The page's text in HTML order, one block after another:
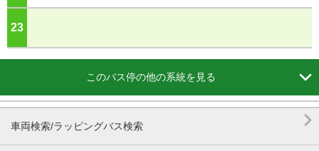
23
このバス停の他の系統を見る 
車両検索/ラッピングバス検索 